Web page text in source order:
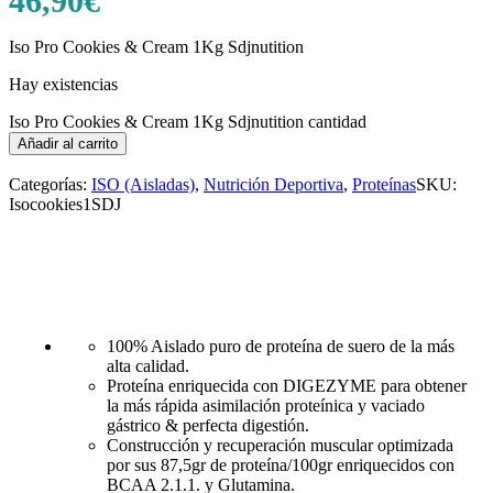
Iso Pro Cookies & Cream 1Kg Sdjnutition
Hay existencias
Iso Pro Cookies & Cream 1Kg Sdjnutition cantidad
Añadir al carrito
Categorías: ISO (Aisladas), Nutrición Deportiva, ProteínasSKU:
Isocookies1SDJ
100% Aislado puro de proteína de suero de la más
alta calidad.
Proteína enriquecida con DIGEZYME para obtener
la más rápida asimilación proteínica y vaciado
gástrico & perfecta digestión.
Construcción y recuperación muscular optimizada
por sus 87,5gr de proteína/100gr enriquecidos con
BCAA 2.1.1. y Glutamina.